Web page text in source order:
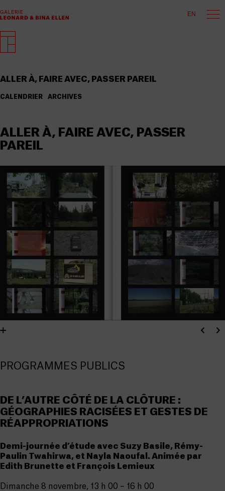
EN
ALLER À, FAIRE AVEC, PASSER PAREIL
CALENDRIER ARCHIVES
ALLER À, FAIRE AVEC, PASSER
PAREIL
PROGRAMMES PUBLICS
DE L’AUTRE CÔTÉ DE LA CLÔTURE :
GÉOGRAPHIES RACISÉES ET GESTES DE
RÉAPPROPRIATIONS
Demi-journée d’étude avec Suzy Basile, Rémy-
Paulin Twahirwa, et Nayla Naoufal. Animée par
Edith Brunette et François Lemieux
Dimanche 8 novembre, 13 h 00 – 16 h 00